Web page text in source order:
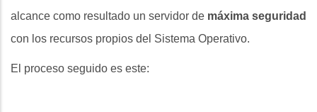
alcance como resultado un servidor de máxima seguridad
con los recursos propios del Sistema Operativo.
El proceso seguido es este: